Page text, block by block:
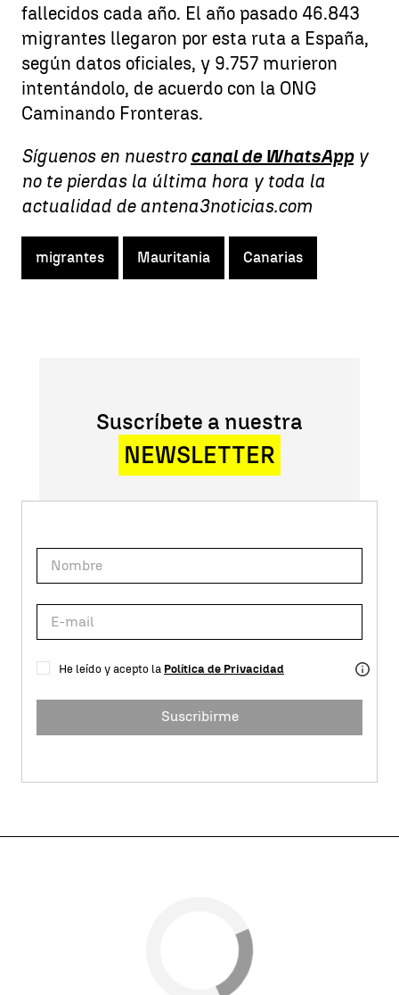
fallecidos cada año. El año pasado 46.843
migrantes llegaron por esta ruta a España,
según datos oficiales, y 9.757 murieron
intentándolo, de acuerdo con la ONG
Caminando Fronteras.
Síguenos en nuestro canal de WhatsAppy
no te pierdas la última hora y toda la
actualidad de antena3noticias.com
migrantes Mauritania Canarias
Suscríbete a nuestra
NEWSLETTER
He leído y acepto la Política de Privacidad
Suscribirme